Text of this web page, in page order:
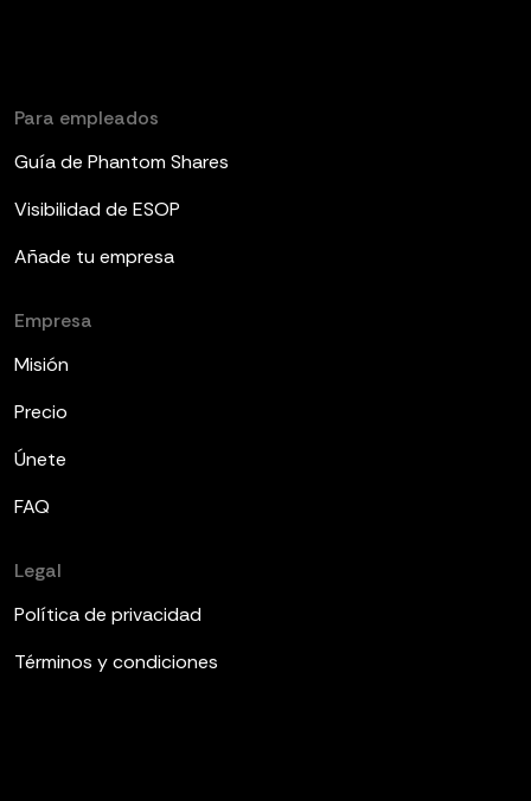
Para empleados
Guía de Phantom Shares
Visibilidad de ESOP
Añade tu empresa
Empresa
Misión
Precio
Únete
FAQ
Legal
Política de privacidad
Términos y condiciones